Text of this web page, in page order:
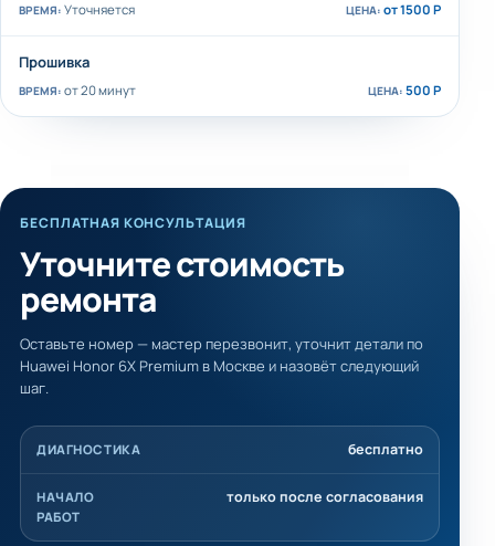
Уточняется от 1500 Р
Прошивка
от 20 минут 500 Р
БЕСПЛАТНАЯ КОНСУЛЬТАЦИЯ
Уточните стоимость
ремонта
Оставьте номер — мастер перезвонит, уточнит детали по
Huawei Honor 6X Premium в Москве и назовёт следующий
шаг.
ДИАГНОСТИКА бесплатно
НАЧАЛО
РАБОТ
только после согласования